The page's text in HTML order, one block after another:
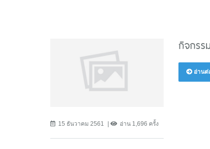
15 ธันวาคม 2561 อ่าน 1,696 ครั้ง
กิจกรร
อ่านต่